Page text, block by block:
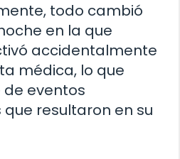
todo cambió
en la que
accidentalmente
médica, lo que
de eventos
resultaron en su